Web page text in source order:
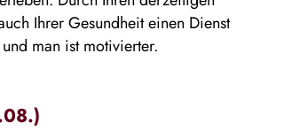
Ihrer Gesundheit einen Dienst
man ist motivierter.